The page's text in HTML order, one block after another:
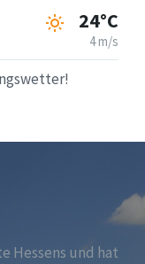
24°C
4 m/s
Hessens und hat